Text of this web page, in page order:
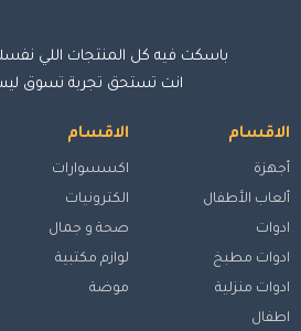
باسكت فيه كل المنتجات اللي
انت تستحق تجربة تسوق
الاقسام
أجهزة
ألعاب الأطفال
ادوات
ادوات مطبخ
ادوات منزلية
اطفال
الاقسام
اكسسوارات
الكترونيات
صحة و جمال
لوازم مكتبية
موضة